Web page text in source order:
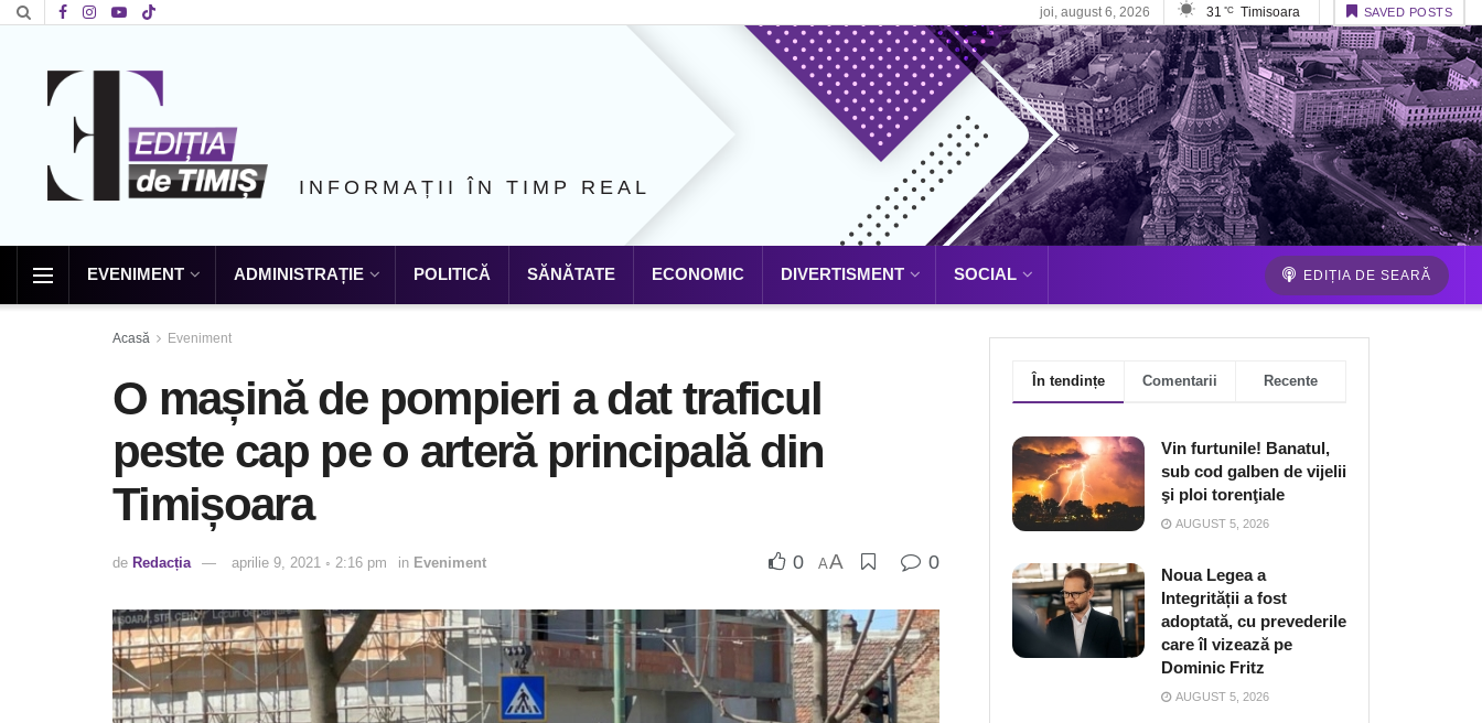
joi, august 6, 2026 31 °C Timisoara SAVED POSTS
INFORMAȚII ÎN TIMP REAL
EVENIMENT ADMINISTRAȚIE POLITICĂ SĂNĂTATE ECONOMIC DIVERTISMENT SOCIAL EDIȚIA DE SEARĂ
Acasă Eveniment
O mașină de pompieri a dat traficul
peste cap pe o arteră principală din
Timișoara
de Redacția aprilie 9, 2021 ◦ 2:16 pm in Eveniment 0 AA 0
În tendințe Comentarii Recente
Vin furtunile! Banatul,
sub cod galben de vijelii
şi ploi torenţiale
AUGUST 5, 2026
Noua Legea a
Integrității a fost
adoptată, cu prevederile
care îl vizează pe
Dominic Fritz
AUGUST 5, 2026